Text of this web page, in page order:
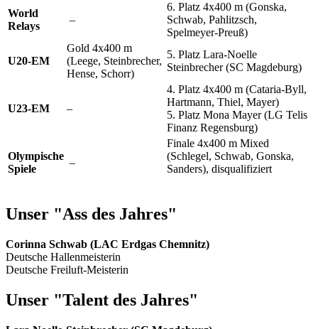
World
Relays
–
6. Platz 4x400 m (Gonska,
Schwab, Pahlitzsch,
Spelmeyer-Preuß)
U20-EM
Gold 4x400 m
(Leege, Steinbrecher,
Hense, Schorr)
5. Platz Lara-Noelle
Steinbrecher (SC Magdeburg)
U23-EM –
4. Platz 4x400 m (Cataria-Byll,
Hartmann, Thiel, Mayer)
5. Platz Mona Mayer (LG Telis
Finanz Regensburg)
Olympische
Spiele
–
Finale 4x400 m Mixed
(Schlegel, Schwab, Gonska,
Sanders), disqualifiziert
Unser "Ass des Jahres"
Corinna Schwab (LAC Erdgas Chemnitz)
Deutsche Hallenmeisterin
Deutsche Freiluft-Meisterin
Unser "Talent des Jahres"